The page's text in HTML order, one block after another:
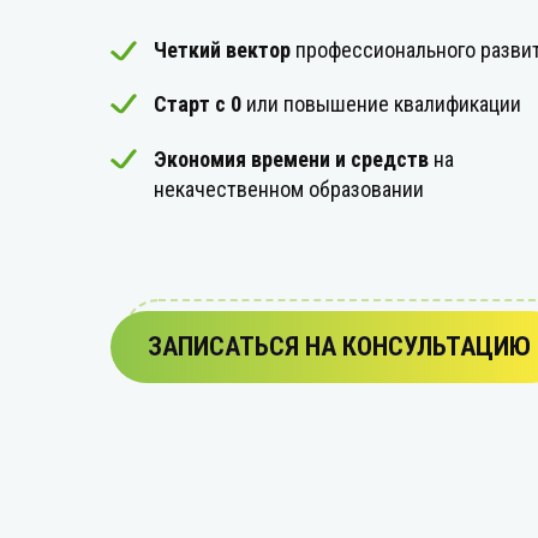
Экономия времени и средств на
некачественном образовании
Старт с 0 или повышение квалификации
Четкий вектор профессионального
ЗАПИСАТЬСЯ НА КОНСУЛЬТАЦИЮ
ЗАПИСАТЬСЯ НА КОНСУЛЬТАЦИЮ